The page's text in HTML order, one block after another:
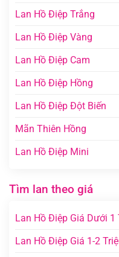
Lan Hồ Điệp Trắng
Lan Hồ Điệp Vàng
Lan Hồ Điệp Cam
Lan Hồ Điệp Hồng
Lan Hồ Điệp Đột Biến
Mãn Thiên Hồng
Lan Hồ Điệp Mini
Tìm lan theo giá
Lan Hồ Điệp Giá Dưới 1
Lan Hồ Điệp Giá 1-2